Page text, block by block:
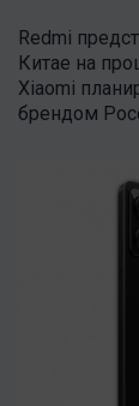
Redmi
Китае на
Xiaomi
брендом